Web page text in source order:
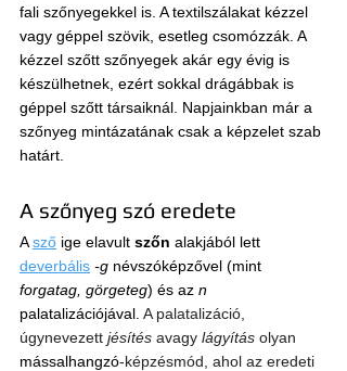
fali szőnyegekkel is. A textilszálakat kézzel
vagy géppel szövik, esetleg csomózzák. A
kézzel szőtt szőnyegek akár egy évig is
készülhetnek, ezért sokkal drágábbak is
géppel szőtt társaiknál. Napjainkban már a
szőnyeg mintázatának csak a képzelet szab
határt.
A szőnyeg szó eredete
A sző ige elavult szőn alakjából lett
deverbális -g névszóképzővel (mint
forgatag, görgeteg) és az n
palatalizációjával. A palatalizáció
úgynevezett jésítés avagy lágyítás olyan
mássalhangzó-képzésmód, ahol az eredeti